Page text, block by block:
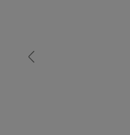
Техника
Тачки
Лестницы